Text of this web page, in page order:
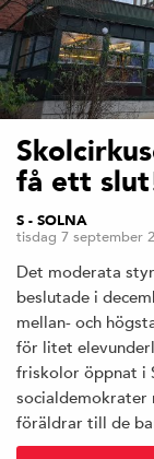
få ett
S - SOLNA
tisdag 7 september
Det moderata
beslutade i
mellan- och
för litet
friskolor öppnat i
socialdemokrater
föräldrar till de